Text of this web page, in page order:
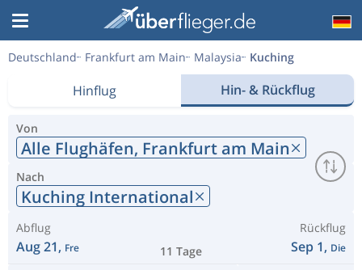
Deutschland Frankfurt am Main Malaysia Kuching
Hinflug Hin- & Rückflug
Von
Alle Flughäfen, Frankfurt am Main
Nach
Kuching International
Abflug
Aug 21, Fre 11 Tage
Rückflug
Sep 1, Die